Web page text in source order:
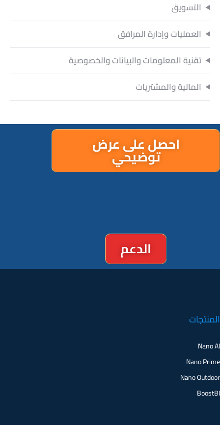
التسويق
العمليات وإدارة المرافق
تقنية المعلومات والبيانات والخصوصية
المالية والمشتريات
احصل على عرض
توضيحي
الدعم
المنتجات
Nano AI
Nano Prime
Nano Outdoor
BoostBI